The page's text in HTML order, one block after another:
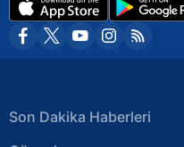
Son Dakika Haberleri